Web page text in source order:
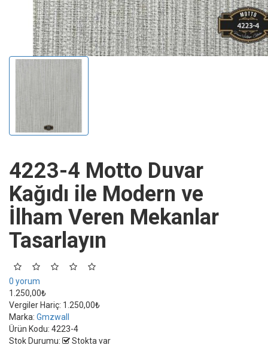
4223-4 Motto Duvar
Kağıdı ile Modern ve
İlham Veren Mekanlar
Tasarlayın
0 yorum
1.250,00₺
Vergiler Hariç: 1.250,00₺
Marka: Gmzwall
Ürün Kodu: 4223-4
Stok Durumu:
Stokta var